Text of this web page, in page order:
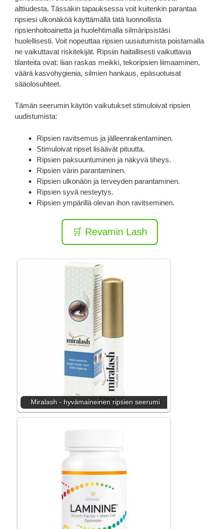
alttiudesta. Tässäkin tapauksessa voit kuitenkin parantaa
ripsiesi ulkonäköä käyttämällä tätä luonnollista
ripsienhoitoainetta ja huolehtimalla silmäripsistäsi
huolellisesti. Voit nopeuttaa ripsien uusiutumista poistamalla
ne vaikuttavat riskitekijät. Ripsiin haitallisesti vaikuttavia
tilanteita ovat: liian raskas meikki, tekoripsien liimaaminen,
väärä kasvohygienia, silmien hankaus, epäsuotuisat
sääolosuhteet.
Tämän seerumin käytön vaikutukset stimuloivat ripsien
uudistumista:
Ripsien ravitsemus ja jälleenrakentaminen.
Stimuloivat ripset lisäävät pituutta.
Ripsien paksuuntuminen ja näkyvä tiheys.
Ripsien värin parantaminen.
Ripsien ulkonäön ja terveyden parantaminen.
Ripsien syvä nesteytys.
Ripsien ympärillä olevan ihon ravitseminen.
🛒 Revamin Lash
Miralash - hyvämaineinen ripsien seerumi